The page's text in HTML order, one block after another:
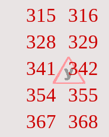
315
316
328
329
341
342
354
355
367
368